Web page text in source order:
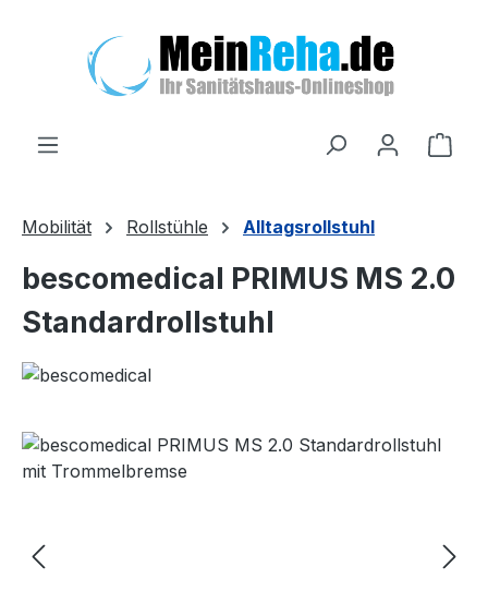
Mobilität Rollstühle Alltagsrollstuhl
bescomedical PRIMUS MS 2.0
Standardrollstuhl
Bildergalerie überspringen